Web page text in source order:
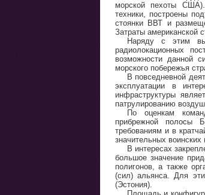
морской пехоты
техники, построены
стоянки ВВТ и
Затраты американской
Наряду с этим
радиолокационных
возможности данной
морского побережья
В повседневной
эксплуатации в
инфраструктуры
патрулированию
По оценкам
прибрежной полосы
требованиям и в
значительных воинских
В интересах
большое значение
полигонов, а также
(сил) альянса. Для
(Эстония).